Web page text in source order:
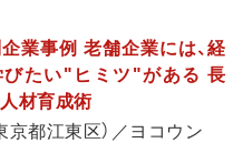
業事例 老舗企業には、経
びたい"ヒミツ"がある 長
材育成術
京都江東区）／ヨコウン